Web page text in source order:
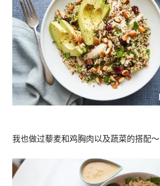
我也做过藜麦和鸡胸肉以及蔬菜的搭配～